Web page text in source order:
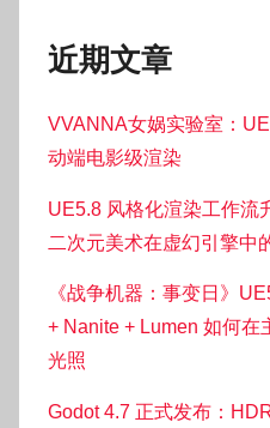
近期文章
VVANNA女娲实验室：
动端电影级渲染
UE5.8 风格化渲染工作流
二次元美术在虚幻引擎中
《战争机器：事变日》
+ Nanite + Lumen 如何在
光照
Godot 4.7 正式发布：